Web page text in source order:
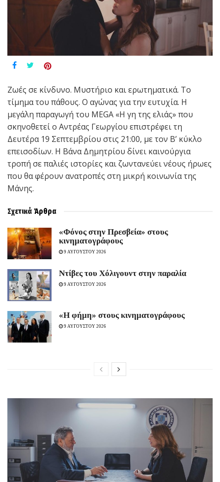
Ζωές σε κίνδυνο. Μυστήριο και ερωτηματικά. Το
τίμημα του πάθους. Ο αγώνας για την ευτυχία. Η
μεγάλη παραγωγή του MEGA «Η γη της ελιάς» που
σκηνοθετεί ο Αντρέας Γεωργίου επιστρέφει τη
Δευτέρα 19 Σεπτεμβρίου στις 21:00, με τον Β’ κύκλο
επεισοδίων. Η Βάνα Δημητρίου δίνει καινούργια
τροπή σε παλιές ιστορίες και ζωντανεύει νέους ήρωες
που θα φέρουν ανατροπές στη μικρή κοινωνία της
Μάνης.
Σχετικά Άρθρα
«Φόνος στην Πρεσβεία» στους
κινηματογράφους
9 ΑΥΓΟΥΣΤΟΥ 2026
Ντίβες του Χόλιγουντ στην παραλία
9 ΑΥΓΟΥΣΤΟΥ 2026
«H φήμη» στους κινηματογράφους
9 ΑΥΓΟΥΣΤΟΥ 2026